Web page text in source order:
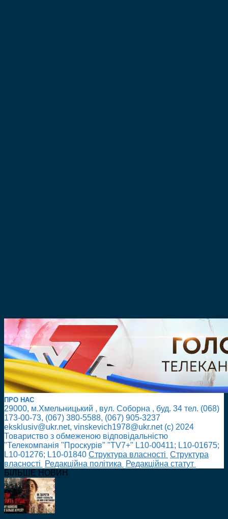
ПРО НАС
29000, м.Хмельницький , вул. Соборна , буд. 34 тел. (068)
173-00-73, (067) 380-5588, (067) 905-3237
eksklusiv@ukr.net, vinskevich1978@ukr.net (с) 2024
Товариство з обмеженою відповідальністю
"Телекомпанія "Проскурів" "TV7+" L10-00411; L10-01675;
L10-01276; L10-01840 Cтруктура власності Cтруктура
власності
Редакційна політика
Редакційна статут
БІЛЬШЕ НОВИН